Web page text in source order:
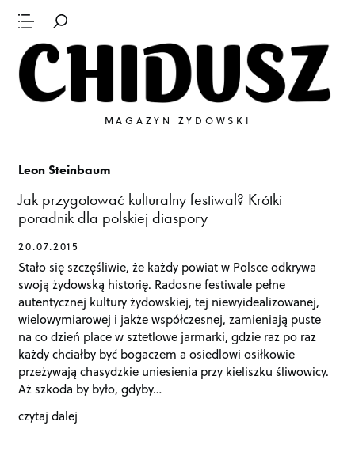
MAGAZYN ŻYDOWSKI
Leon Steinbaum
Jak przygotować kulturalny festiwal? Krótki
poradnik dla polskiej diaspory
20.07.2015
Stało się szczęśliwie, że każdy powiat w Polsce odkrywa
swoją żydowską historię. Radosne festiwale pełne
autentycznej kultury żydowskiej, tej niewyidealizowanej,
wielowymiarowej i jakże współczesnej, zamieniają puste
na co dzień place w sztetlowe jarmarki, gdzie raz po raz
każdy chciałby być bogaczem a osiedlowi osiłkowie
przeżywają chasydzkie uniesienia przy kieliszku śliwowicy.
Aż szkoda by było, gdyby…
czytaj dalej